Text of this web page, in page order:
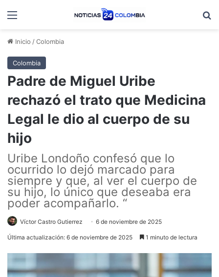
Menú
Inicio /Colombia
Colombia
Padre de Miguel Uribe
rechazó el trato que Medicina
Legal le dio al cuerpo de su
hijo
Uribe Londoño confesó que lo
ocurrido lo dejó marcado para
siempre y que, al ver el cuerpo de
su hijo, lo único que deseaba era
poder acompañarlo. “
Víctor Castro Gutierrez 6 de noviembre de 2025
Última actualización: 6 de noviembre de 2025 1 minuto de lectura